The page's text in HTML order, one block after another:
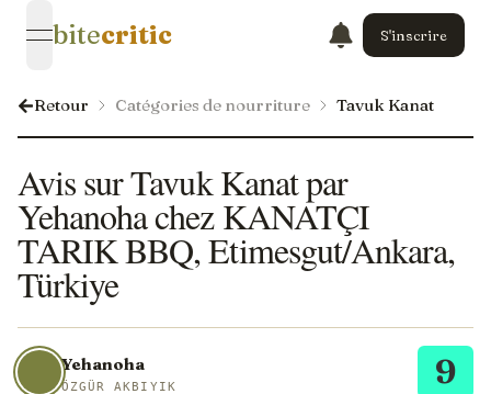
open navigation menu
bitecritic S'inscrire
Retour Catégories de nourriture Tavuk Kanat
Avis sur Tavuk Kanat par
Yehanoha chez KANATÇI
TARIK BBQ, Etimesgut/Ankara,
Türkiye
Yehanoha
ÖZGÜR AKBIYIK 9